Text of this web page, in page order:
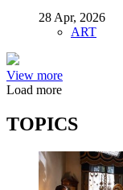
28 Apr, 2026
ART
View more
Load more
TOPICS